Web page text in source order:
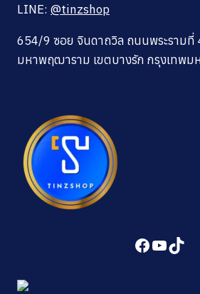
LINE: @tinzshop
654/9 ซอย จินดาถวิล ถนนพระรามที่
มหาพฤฒาราม เขตบางรัก กรุงเทพม
Facebook